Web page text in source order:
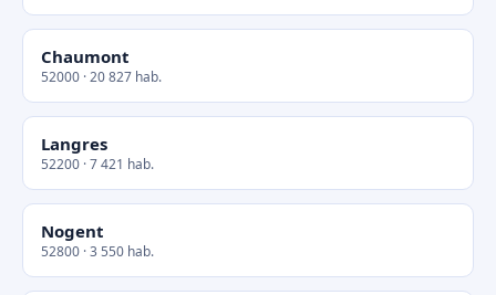
Chaumont
52000 · 20 827 hab.
Langres
52200 · 7 421 hab.
Nogent
52800 · 3 550 hab.